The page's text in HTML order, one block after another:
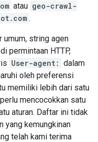
atau geo-crawl-
.
umum, string agen
permintaan HTTP,
User-agent: dalam
oleh preferensi
memiliki lebih dari satu
mencocokkan satu
aturan. Daftar ini tidak
yang kemungkinan
telah kami terima